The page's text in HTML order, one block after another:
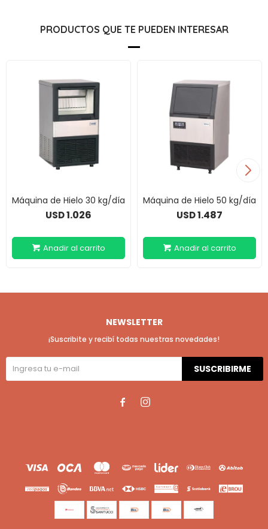
PRODUCTOS QUE TE PUEDEN INTERESAR
Máquina de Hielo 30 kg/día
USD1.026
Máquina de Hielo 50 kg/día
USD1.487
NEWSLETTER
¡Suscribite y recibí todas nuestras novedades!
SUSCRIBIRME
 